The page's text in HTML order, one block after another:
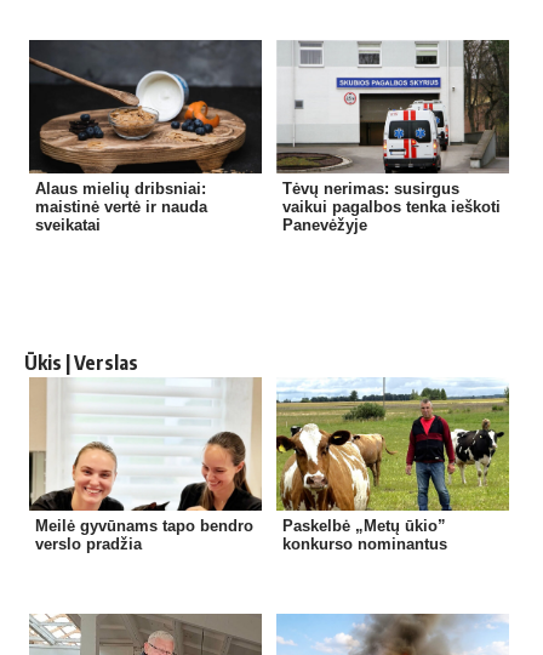
Alaus mielių dribsniai:
maistinė vertė ir nauda
sveikatai
Tėvų nerimas: susirgus
vaikui pagalbos tenka ieškoti
Panevėžyje
Ūkis | Verslas
Meilė gyvūnams tapo bendro
verslo pradžia
Paskelbė „Metų ūkio”
konkurso nominantus